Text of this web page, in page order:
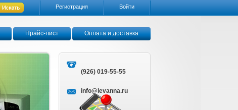
Регистрация Войти
Прайс-лист Оплата и доставка
(926) 019-55-55
info@levanna.ru